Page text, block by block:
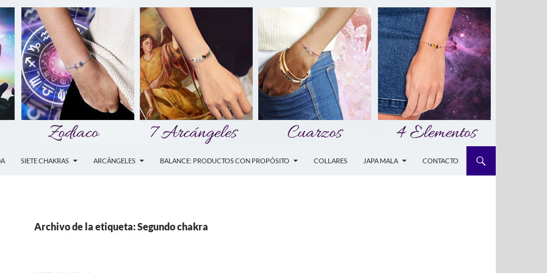
SIETE CHAKRAS ARCÁNGELES BALANCE: PRODUCTOS CON PROPÓSITO COLLARES JAPA MALA CONTACTO
Archivo de la etiqueta: Segundo chakra